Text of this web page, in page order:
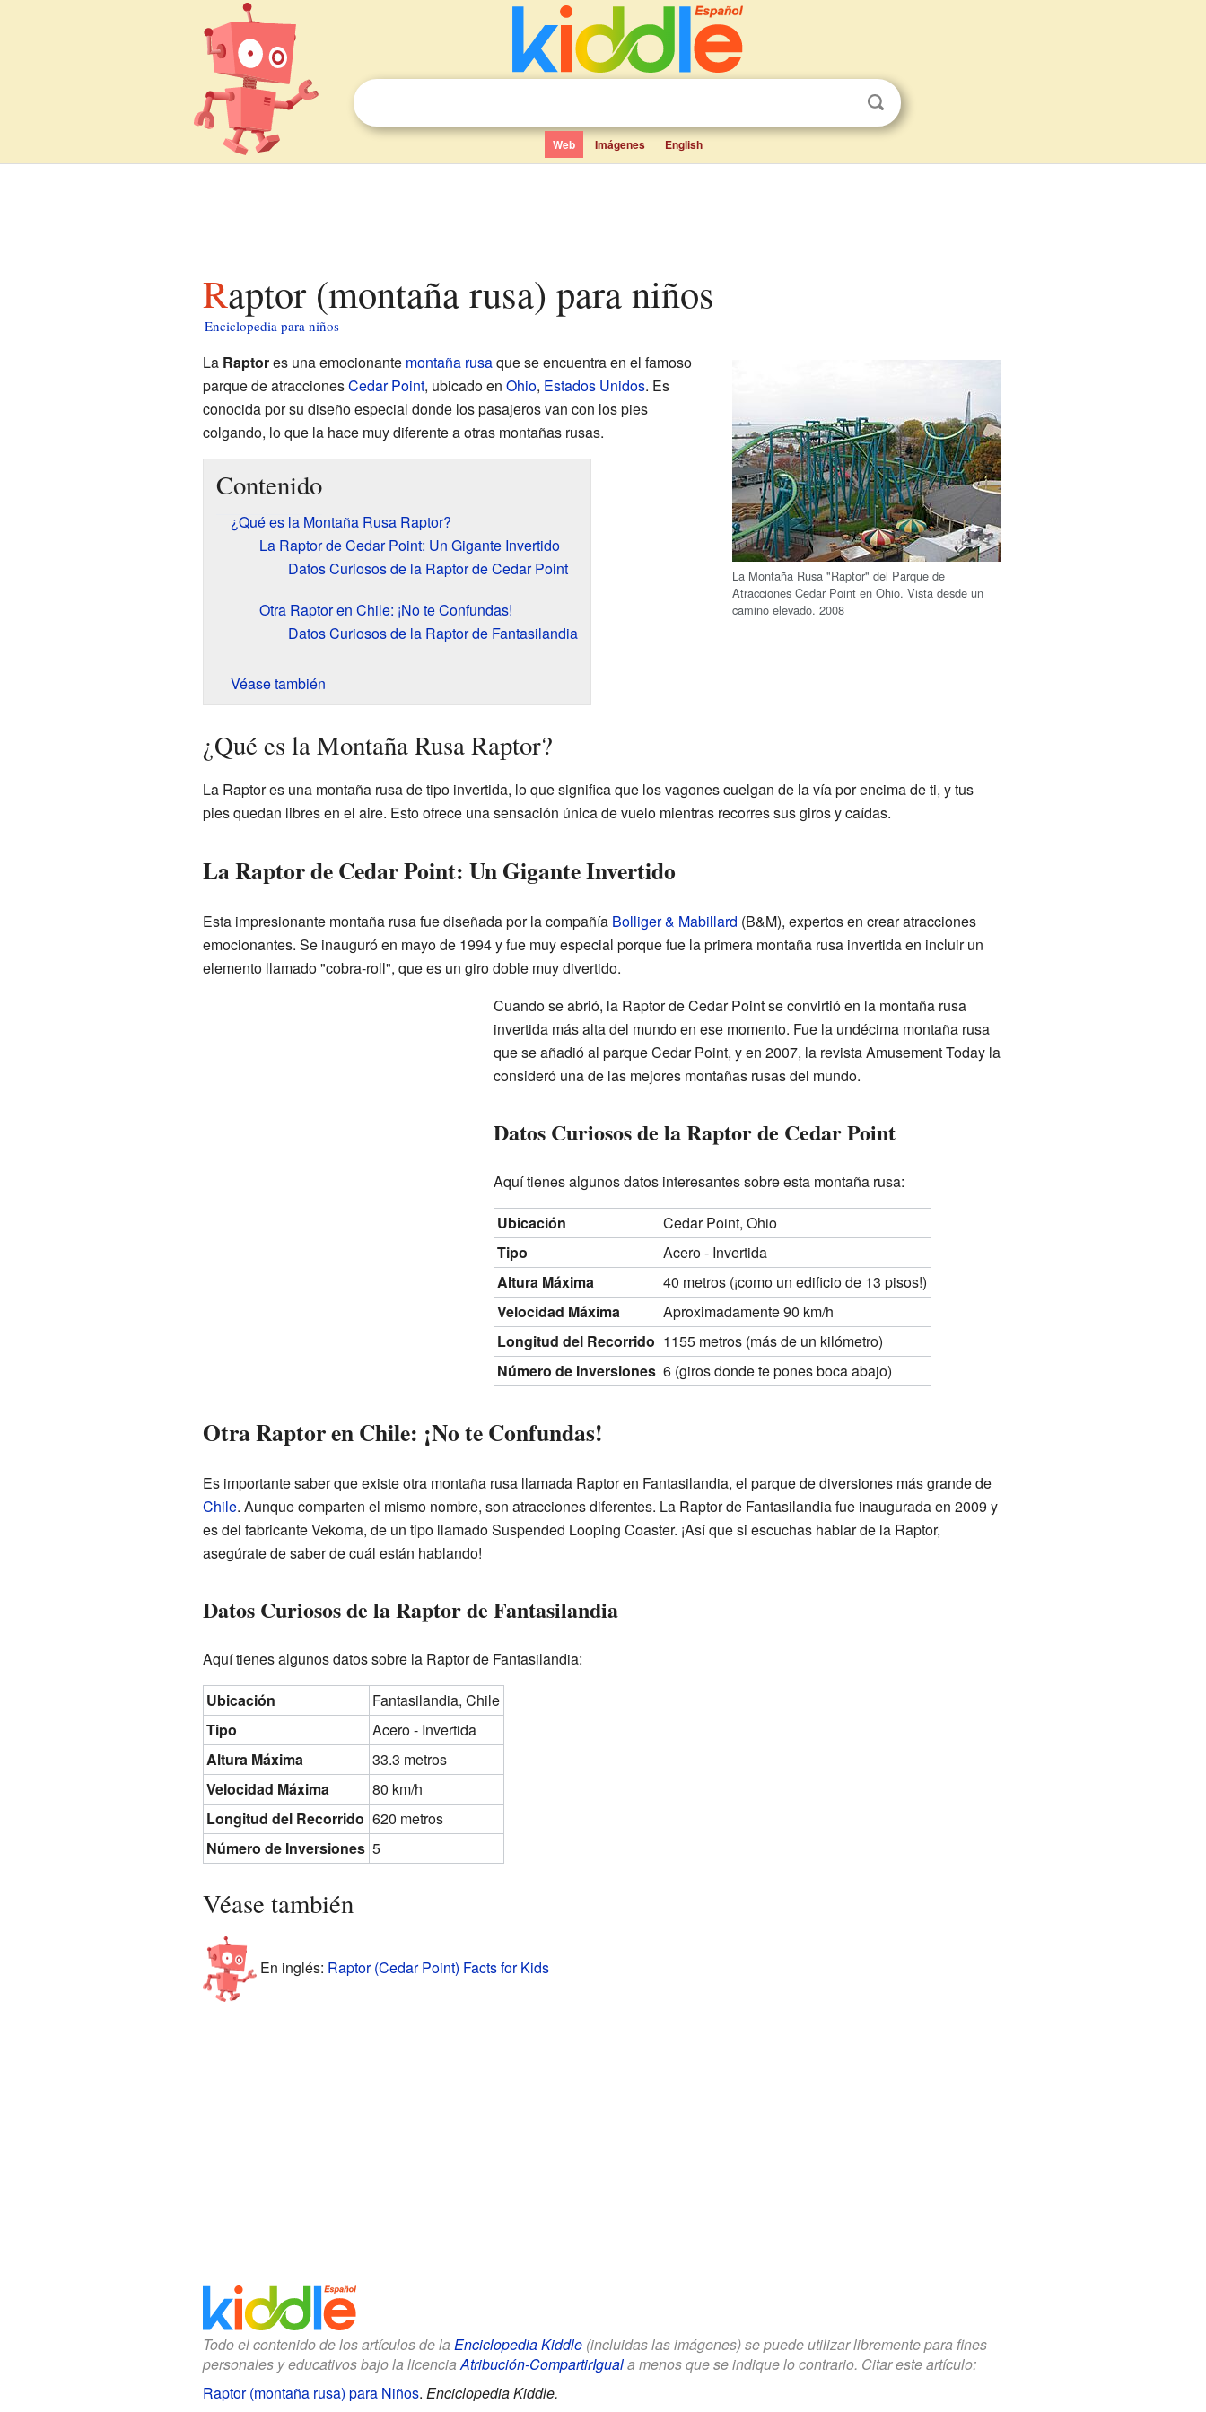
Web Imágenes English
Raptor (montaña rusa) para niños
Enciclopedia para niños
La Montaña Rusa "Raptor" del Parque de
Atracciones Cedar Point en Ohio. Vista desde un
camino elevado. 2008
La Raptores una emocionante montaña rusaque se encuentra en el famoso
parque de atraccionesCedar Point, ubicado en Ohio, Estados Unidos. Es
conocida por su diseño especial donde los pasajeros van con los pies
colgando, lo que la hace muy diferente a otras montañas rusas.
Contenido
¿Qué es la Montaña Rusa Raptor?
La Raptor de Cedar Point: Un Gigante Invertido
Datos Curiosos de la Raptor de Cedar Point
Otra Raptor en Chile: ¡No te Confundas!
Datos Curiosos de la Raptor de Fantasilandia
Véase también
¿Qué es la Montaña Rusa Raptor?
La Raptor es una montaña rusa de tipo invertida, lo que significa que los vagones cuelgan de la vía por encima de ti, y tus
pies quedan libres en el aire. Esto ofrece una sensación única de vuelo mientras recorres sus giros y caídas.
La Raptor de Cedar Point: Un Gigante Invertido
Esta impresionante montaña rusa fue diseñada por la compañía Bolliger & Mabillard (B&M), expertos en crear atracciones
emocionantes. Se inauguró en mayo de 1994 y fue muy especial porque fue la primera montaña rusa invertida en incluir un
elemento llamado "cobra-roll", que es un giro doble muy divertido.
Cuando se abrió, la Raptor de Cedar Point se convirtió en la montaña rusa
invertida más alta del mundo en ese momento. Fue la undécima montaña rusa
que se añadió al parque Cedar Point, y en 2007, la revista Amusement Today la
consideró una de las mejores montañas rusas del mundo.
Datos Curiosos de la Raptor de Cedar Point
Aquí tienes algunos datos interesantes sobre esta montaña rusa:
Ubicación
Cedar Point, Ohio
Tipo
Acero - Invertida
Altura Máxima
40 metros (¡como un edificio de 13 pisos!)
Velocidad Máxima
Aproximadamente 90 km/h
Longitud del Recorrido 1155 metros (más de un kilómetro)
Número de Inversiones 6 (giros donde te pones boca abajo)
Otra Raptor en Chile: ¡No te Confundas!
Es importante saber que existe otra montaña rusa llamada Raptor en Fantasilandia, el parque de diversiones más grande de
Chile. Aunque comparten el mismo nombre, son atracciones diferentes. La Raptor de Fantasilandia fue inaugurada en 2009 y
es del fabricante Vekoma, de un tipo llamado Suspended Looping Coaster. ¡Así que si escuchas hablar de la Raptor,
asegúrate de saber de cuál están hablando!
Datos Curiosos de la Raptor de Fantasilandia
Aquí tienes algunos datos sobre la Raptor de Fantasilandia:
Ubicación
Fantasilandia, Chile
Tipo
Acero - Invertida
Altura Máxima
33.3 metros
Velocidad Máxima
80 km/h
Longitud del Recorrido 620 metros
Número de Inversiones 5
Véase también
En inglés: Raptor (Cedar Point) Facts for Kids
Todo el contenido de los artículos de la Enciclopedia Kiddle(incluidas las imágenes) se puede utilizar libremente para fines
personales y educativos bajo la licenciaAtribución-CompartirIguala menos que se indique lo contrario. Citar este artículo:
Raptor (montaña rusa) para Niños. Enciclopedia Kiddle.